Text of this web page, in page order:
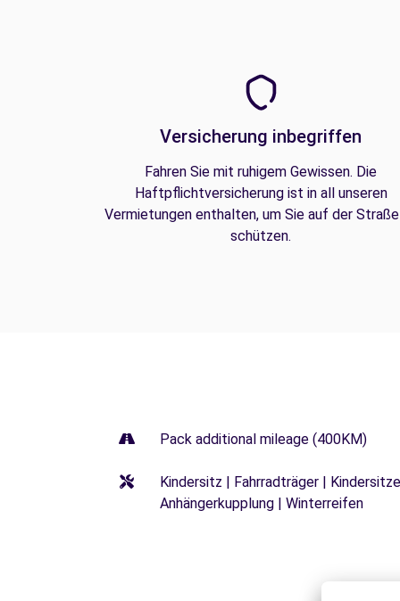
Versicherung inbegriffen
Fahren Sie mit ruhigem Gewissen. Die
Haftpflichtversicherung ist in all unseren
Vermietungen enthalten, um Sie auf der
schützen.
Pack additional mileage (400KM)
Kindersitz | Fahrradträger |
Anhängerkupplung | Winterreifen